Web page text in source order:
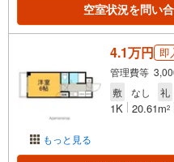
空室状況を問い
もっと見る
4.1万円 即
管理費等
敷
なし 礼
1K 20.61m2